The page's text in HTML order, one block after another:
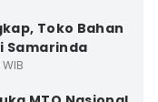
Toko Bahan
Samarinda